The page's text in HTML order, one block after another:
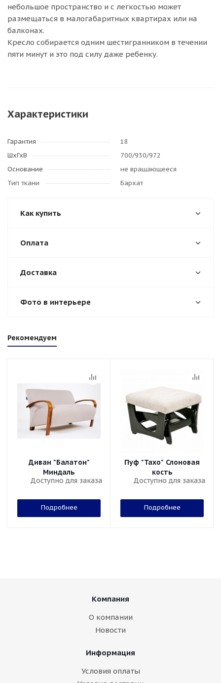
небольшое пространство и с легкостью может
размещаться в малогабаритных квартирах или на
балконах.
Кресло собирается одним шестигранником в течении
пяти минут и это под силу даже ребенку.
Характеристики
Гарантия
18
ШхГхВ
700/930/972
Основание
не вращающееся
Тип ткани
Бархат
Как купить
Оплата
Доставка
Фото в интерьере
Рекомендуем
Диван "Балатон"
Миндаль
Доступно для заказа
Подробнее
Пуф "Тахо" Слоновая
кость
Доступно для заказа
Подробнее
Компания
О компании
Новости
Информация
Условия оплаты